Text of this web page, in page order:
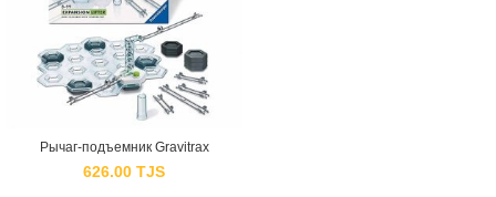
Рычаг-подъемник Gravitrax
626.00 TJS